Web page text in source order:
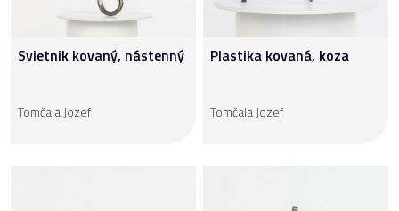
Svietnik kovaný, nástenný
Tomčala Jozef
Plastika kovaná, koza
Tomčala Jozef